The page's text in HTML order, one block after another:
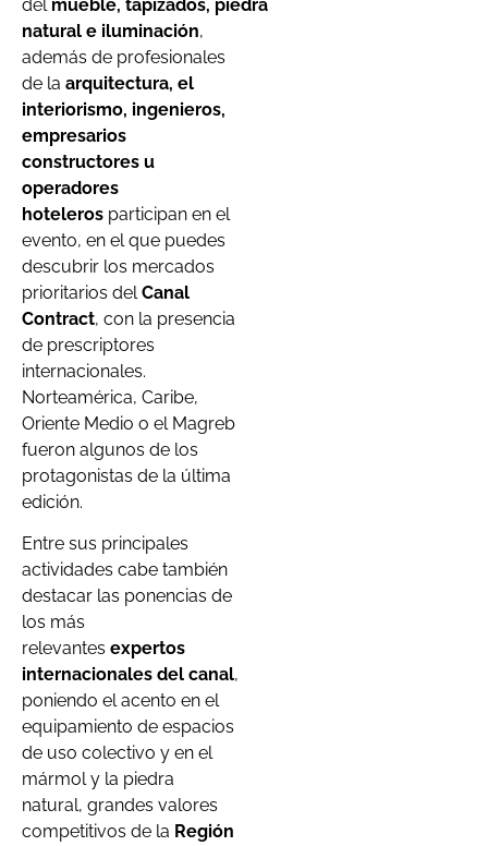
del mueble, tapizados, piedra
natural e iluminación,
además de profesionales
de la arquitectura, el
interiorismo, ingenieros,
empresarios
constructores u
operadores
hoteleros participan en el
evento, en el que puedes
descubrir los mercados
prioritarios delCanal
Contract, con la presencia
de prescriptores
internacionales.
Norteamérica, Caribe,
Oriente Medio o el Magreb
fueron algunos de los
protagonistas de la última
edición.
Entre sus principales
actividades cabe también
destacar las ponencias de
los más
relevantes expertos
internacionales del canal,
poniendo el acento en el
equipamiento de espacios
de uso colectivo y en el
mármol y la piedra
natural, grandes valores
competitivos de la Región